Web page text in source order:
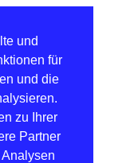
und
für
und die
zu Ihrer
Partner